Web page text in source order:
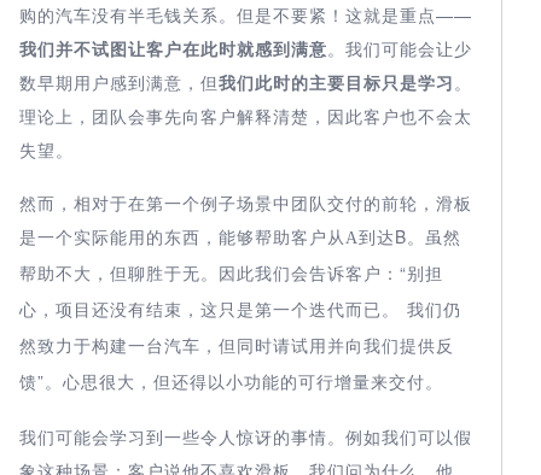
购的汽车没有半毛钱关系。但是不要紧！这就是重点——
我们并不试图让客户在此时就感到满意。我们可能会让少
数早期用户感到满意，但我们此时的主要目标只是学习。
理论上，团队会事先向客户解释清楚，因此客户也不会太
失望。
然而，相对于在第一个例子场景中团队交付的前轮，滑板
是一个实际能用的东西，能够帮助客户从A到达B。虽然
帮助不大，但聊胜于无。因此我们会告诉客户：“别担
心，项目还没有结束，这只是第一个迭代而已。
我们仍
然致力于构建一台汽车，但同时请试用并向我们提供反
馈”。 心思很大，但还得以小功能的可行增量来交付。
我们可能会学习到一些令人惊讶的事情。例如我们可以假